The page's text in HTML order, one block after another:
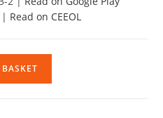
| Read on CEEOL